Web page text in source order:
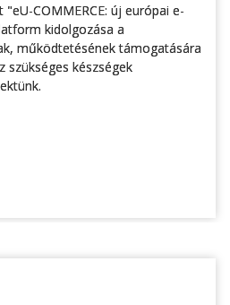
COMMERCE: új európai e-
kidolgozása a
működtetésének támogatására
készségek